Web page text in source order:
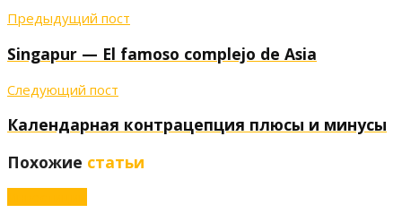
Предыдущий пост
Singapur — El famoso complejo de Asia
Следующий пост
Календарная контрацепция плюсы и минусы
Похожие статьи